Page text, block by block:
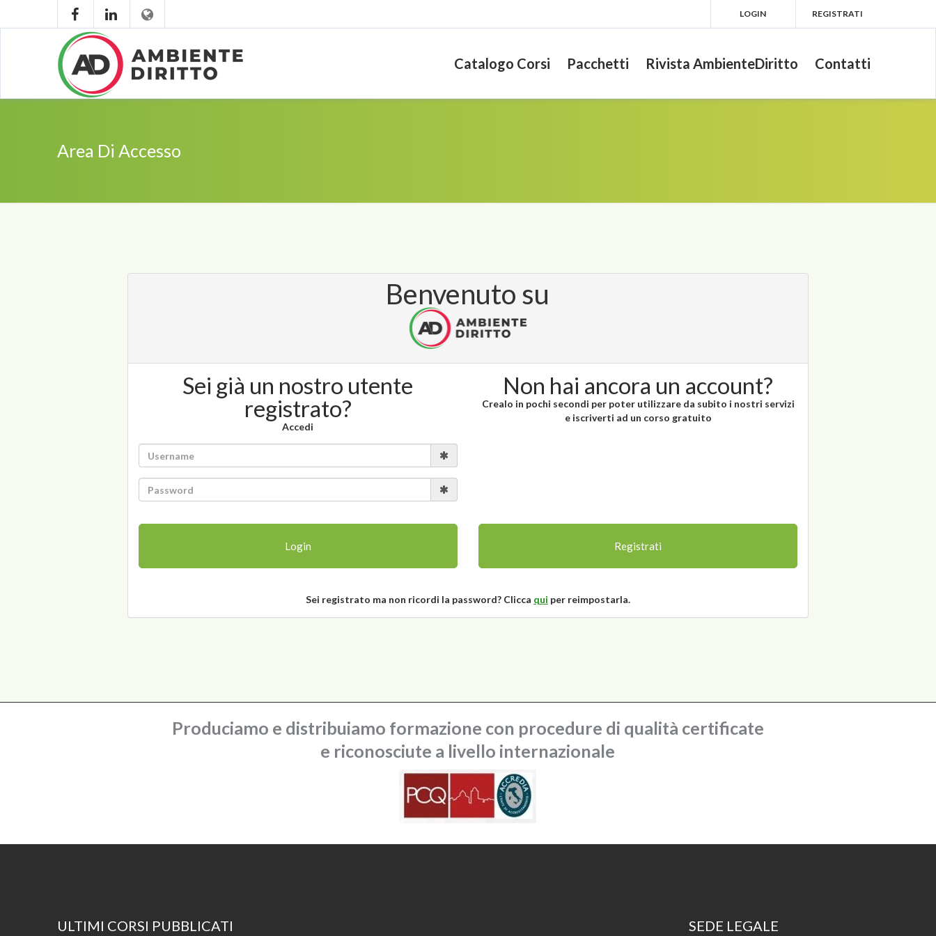
LOGIN REGISTRATI
Catalogo Corsi Pacchetti Rivista AmbienteDiritto Contatti
Area Di Accesso
Benvenuto su
Sei già un nostro utente
registrato?
Accedi
Login
Non hai ancora un account?
Crealo in pochi secondi per poter utilizzare da subito i nostri servizi
e iscriverti ad un corso gratuito
Registrati
Sei registrato ma non ricordi la password? Clicca qui per reimpostarla.
Produciamo e distribuiamo formazione con procedure di qualità certificate
e riconosciute a livello internazionale
ULTIMI CORSI PUBBLICATI SEDE LEGALE